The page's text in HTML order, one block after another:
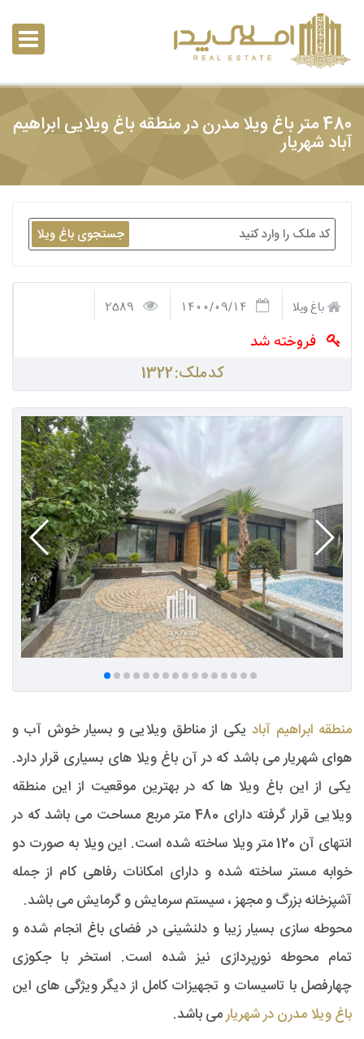
480 متر باغ ویلا مدرن در منطقه باغ ویلایی ابراهیم
آباد شهریار
جستجوی باغ ویلا
باغ ویلا
فروخته شد
کد ملک: 1322
منطقه ابراهیم آبادیکی از مناطق ویلایی و بسیار خوش آب و
هوای شهریار می باشد که در آن باغ ویلا های بسیاری قرار دارد.
یکی از این باغ ویلا ها که در بهترین موقعیت از این منطقه
ویلایی قرار گرفته دارای 480 متر مربع مساحت می باشد که در
انتهای آن 120 متر ویلا ساخته شده است. این ویلا به صورت دو
خوابه مستر ساخته شده و دارای امکانات رفاهی کام از جمله
آشپزخانه بزرگ و مجهز ، سیستم سرمایش و گرمایش می باشد.
محوطه سازی بسیار زیبا و دلنشینی در فضای باغ انجام شده و
تمام محوطه نورپردازی نیز شده است. استخر با جکوزی
چهارفصل با تاسیسات و تجهیزات کامل از دیگر ویژگی های این
باغ ویلا مدرن در شهریارمی باشد.